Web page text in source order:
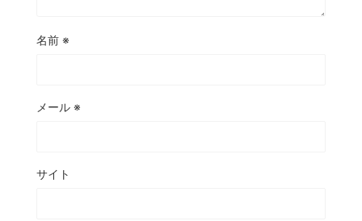
名前 ※
メール ※
サイト